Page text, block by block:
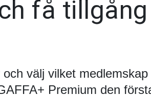
få
välj vilket
Premium den